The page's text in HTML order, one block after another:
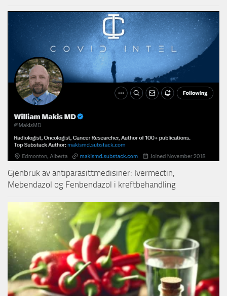
Gjenbruk av antiparasittmedisiner: Ivermectin,
Mebendazol og Fenbendazol i kreftbehandling